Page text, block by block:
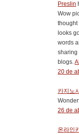
Preslin
Wow
thought
looks
words
sharing
blogs.
20 de
카지노
26 de
온라인